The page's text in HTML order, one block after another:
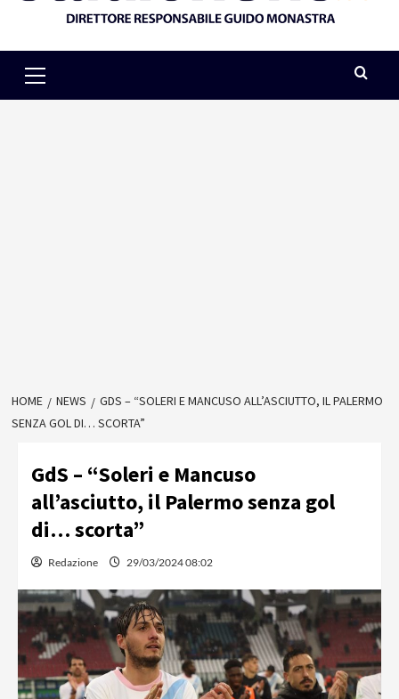
Menu
HOME NEWS
GDS – “SOLERI E MANCUSO ALL’ASCIUTTO, IL PALERMO
SENZA GOL DI… SCORTA”
GdS – “Soleri e Mancuso
all’asciutto, il Palermo senza gol
di… scorta”
Redazione 29/03/2024 08:02